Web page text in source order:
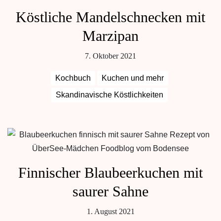
Köstliche Mandelschnecken mit
Marzipan
7. Oktober 2021
Kochbuch
Kuchen und mehr
Skandinavische Köstlichkeiten
Finnischer Blaubeerkuchen mit
saurer Sahne
1. August 2021